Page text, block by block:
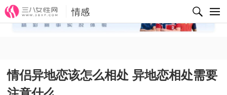
✕
情感
情侣异地恋该怎么相处 异地恋相处需要